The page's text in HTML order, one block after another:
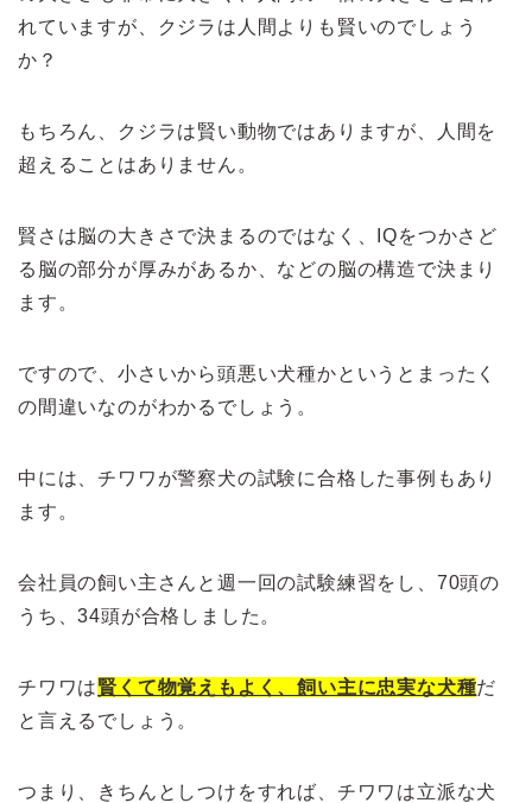
れていますが、クジラは人間よりも賢いのでしょう
か？
もちろん、クジラは賢い動物ではありますが、人間を
超えることはありません。
賢さは脳の大きさで決まるのではなく、IQをつかさど
る脳の部分が厚みがあるか、などの脳の構造で決まり
ます。
ですので、小さいから頭悪い犬種かというとまったく
の間違いなのがわかるでしょう。
中には、チワワが警察犬の試験に合格した事例もあり
ます。
会社員の飼い主さんと週一回の試験練習をし、70頭の
うち、34頭が合格しました。
チワワは賢くて物覚えもよく、飼い主に忠実な犬種だ
と言えるでしょう。
つまり、きちんとしつけをすれば、チワワは立派な犬